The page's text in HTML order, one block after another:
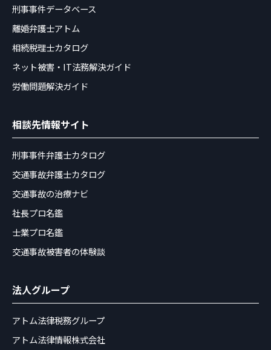
刑事事件データベース
離婚弁護士アトム
相続税理士カタログ
ネット被害・IT法務解決ガイド
労働問題解決ガイド
相談先情報サイト
刑事事件弁護士カタログ
交通事故弁護士カタログ
交通事故の治療ナビ
社長プロ名鑑
士業プロ名鑑
交通事故被害者の体験談
法人グループ
アトム法律税務グループ
アトム法律情報株式会社